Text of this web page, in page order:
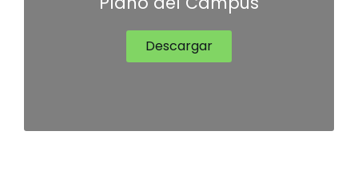
Descargar